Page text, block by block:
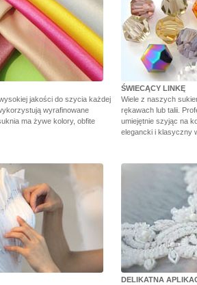
jakości do szycia każdej
wyrafinowane
ma żywe kolory, obfite
ŚWIECĄCY LINKĘ
Wiele z naszych
rękawach lub talii.
umiejętnie szyjąc na
elegancki i klasyczny
DELIKATNA